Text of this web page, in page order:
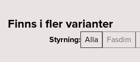
Finns i fler varianter
Styrning: Alla Fasdim